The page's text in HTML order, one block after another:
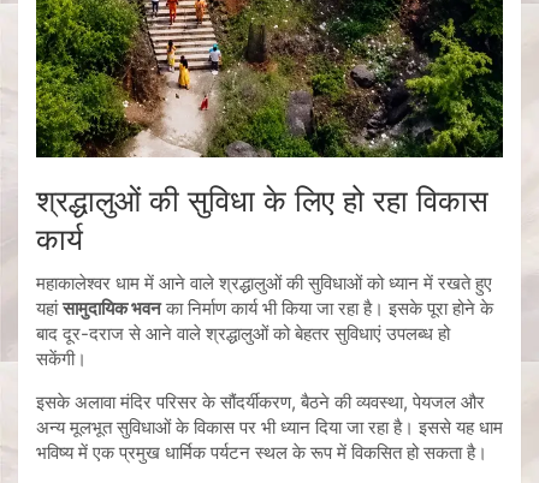
श्रद्धालुओं की सुविधा के लिए हो रहा विकास
कार्य
महाकालेश्वर धाम में आने वाले श्रद्धालुओं की सुविधाओं को ध्यान में रखते हुए
यहांसामुदायिक भवनका निर्माण कार्य भी किया जा रहा है। इसके पूरा होने के
बाद दूर-दराज से आने वाले श्रद्धालुओं को बेहतर सुविधाएं उपलब्ध हो
सकेंगी।
इसके अलावा मंदिर परिसर के सौंदर्यीकरण, बैठने की व्यवस्था, पेयजल और
अन्य मूलभूत सुविधाओं के विकास पर भी ध्यान दिया जा रहा है। इससे यह धाम
भविष्य में एक प्रमुख धार्मिक पर्यटन स्थल के रूप में विकसित हो सकता है।